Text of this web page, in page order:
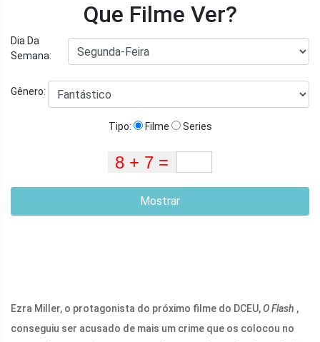
Que Filme Ver?
Dia Da
Semana:
Gênero:
Tipo: Filme Series
Mostrar
Ezra Miller, o protagonista do próximo filme do DCEU,O Flash ,
conseguiu ser acusado de mais um crime que os colocou no